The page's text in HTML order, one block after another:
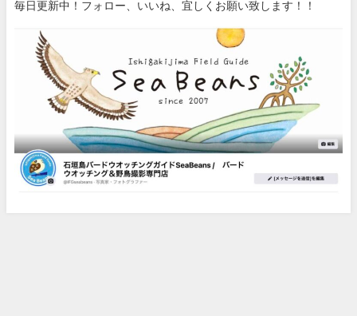
毎日更新中！フォロー、いいね、宜しくお願い致します！！